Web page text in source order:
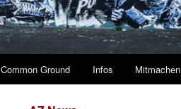
Common Ground Infos Mitmachen